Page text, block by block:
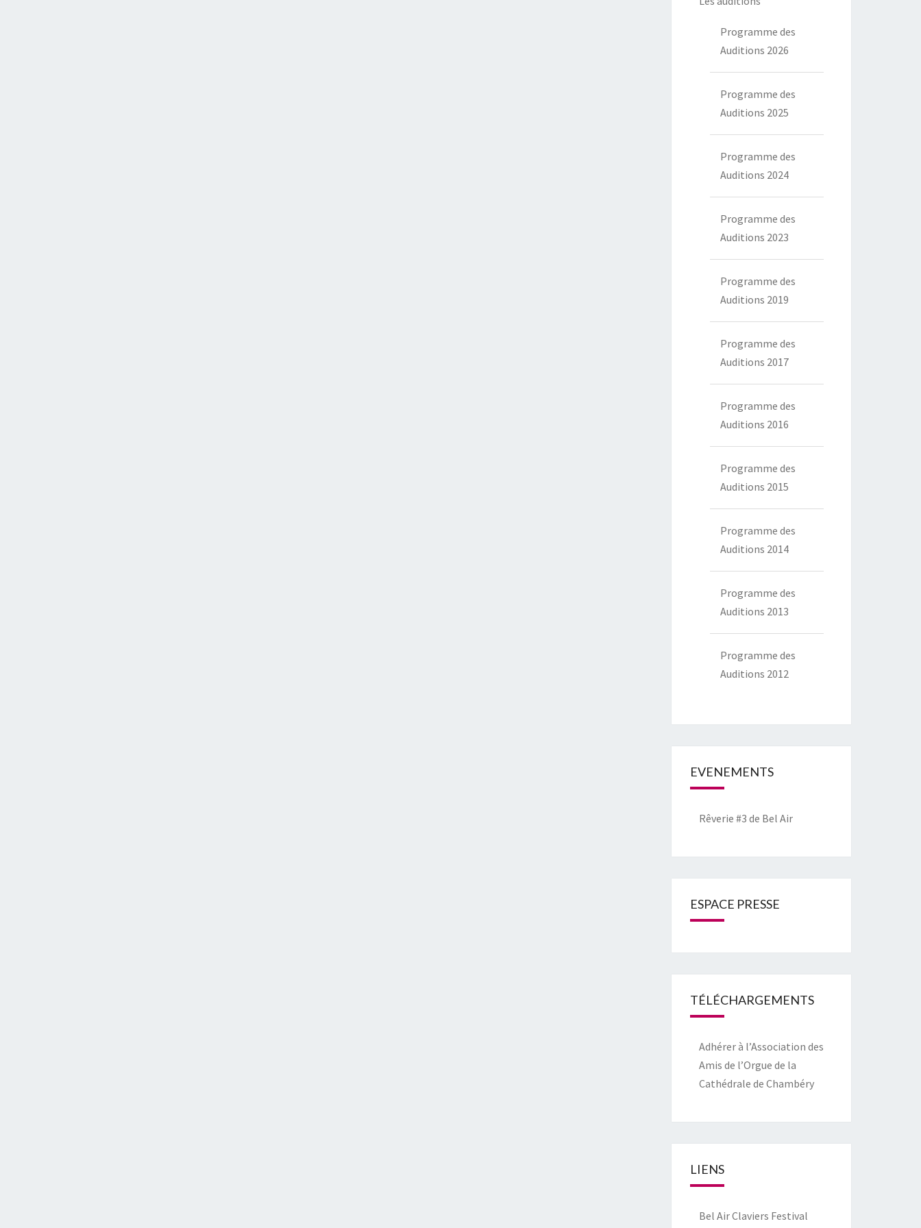
Programme des
Auditions 2026
Programme des
Auditions 2025
Programme des
Auditions 2024
Programme des
Auditions 2023
Programme des
Auditions 2019
Programme des
Auditions 2017
Programme des
Auditions 2016
Programme des
Auditions 2015
Programme des
Auditions 2014
Programme des
Auditions 2013
Programme des
Auditions 2012
EVENEMENTS
Rêverie #3 de Bel Air
ESPACE PRESSE
TÉLÉCHARGEMENTS
Adhérer à l’Association des
Amis de l’Orgue de la
Cathédrale de Chambéry
LIENS
Bel Air Claviers Festival